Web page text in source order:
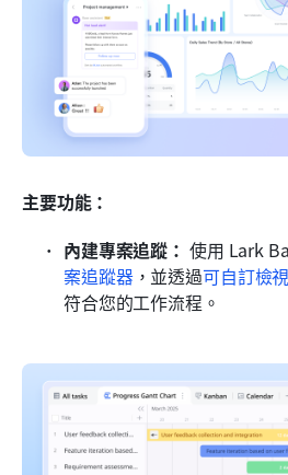
主要功能：
內建專案追蹤： 使用 Lark
案追蹤器，並透過可自訂檢視
符合您的工作流程。